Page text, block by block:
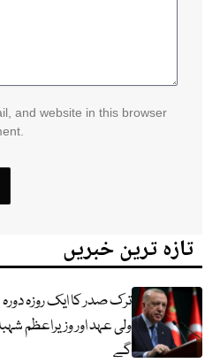
and website in this browser
تازہ ترین خبریں
ترک صدر کا ایک روزہ
ولی عہد اور وزیراعظم
گے